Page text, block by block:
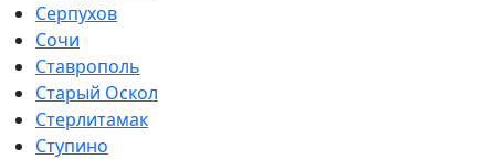
Серпухов
Сочи
Ставрополь
Старый Оскол
Стерлитамак
Ступино